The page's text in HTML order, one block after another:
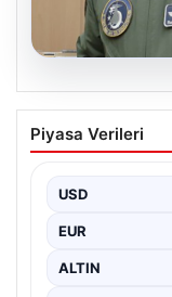
Rafet
Kuvvetleri
Piyasa Verileri
USD
EUR
ALTIN